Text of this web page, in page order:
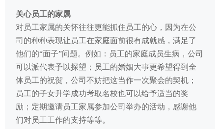
关心员工的家属
对员工家属的关怀往往更能抓住员工的心，因为在公
司的种种表现让员工在家庭面前很有成就感，满足了
他们的“面子”问题。例如：员工的家庭成员生病，公司
可以派代表予以探望；员工的婚姻大事更希望得到全
体员工的祝贺，公司不妨把这当作一次聚会的契机；
员工的子女升学成功考取名校也可以给予适当的奖
励；定期邀请员工家属参加公司举办的活动，感谢他
们对员工工作的支持等等。